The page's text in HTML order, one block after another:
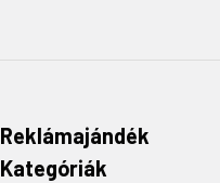
Reklámajándék
Kategóriák